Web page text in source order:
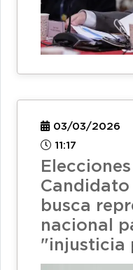
03/03/2026
11:17
Candidato
busca
nacional
"injusticia